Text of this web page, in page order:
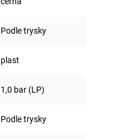
Podle trysky
plast
1,0 bar (LP)
Podle trysky